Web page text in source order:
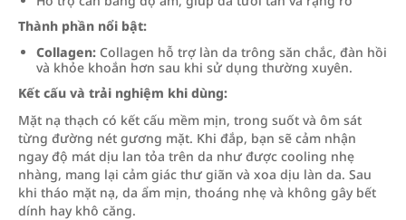
Thành phần nổi bật:
Collagen: Collagen hỗ trợ làn da trông săn chắc, đàn hồi
và khỏe khoắn hơn sau khi sử dụng thường xuyên.
Kết cấu và trải nghiệm khi dùng:
Mặt nạ thạch có kết cấu mềm mịn, trong suốt và ôm sát
từng đường nét gương mặt. Khi đắp, bạn sẽ cảm nhận
ngay độ mát dịu lan tỏa trên da như được cooling nhẹ
nhàng, mang lại cảm giác thư giãn và xoa dịu làn da. Sau
khi tháo mặt nạ, da ẩm mịn, thoáng nhẹ và không gây bết
dính hay khô căng.